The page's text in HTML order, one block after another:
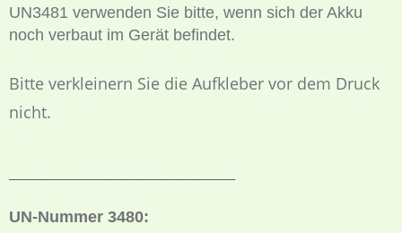
UN3481 verwenden Sie bitte, wenn sich der Akku
noch verbaut im Gerät befindet.
Bitte verkleinern Sie die Aufkleber vor dem Druck
nicht.
UN-Nummer 3480: